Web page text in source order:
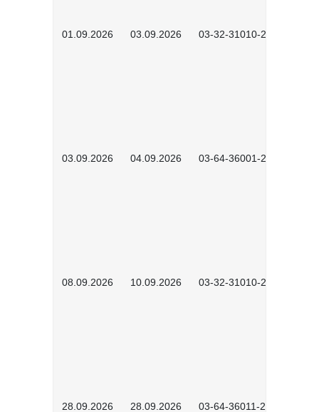
01.09.2026 03.09.2026 03-32-31010-2603
03.09.2026 04.09.2026 03-64-36001-2602
08.09.2026 10.09.2026 03-32-31010-2606
28.09.2026 28.09.2026 03-64-36011-2603